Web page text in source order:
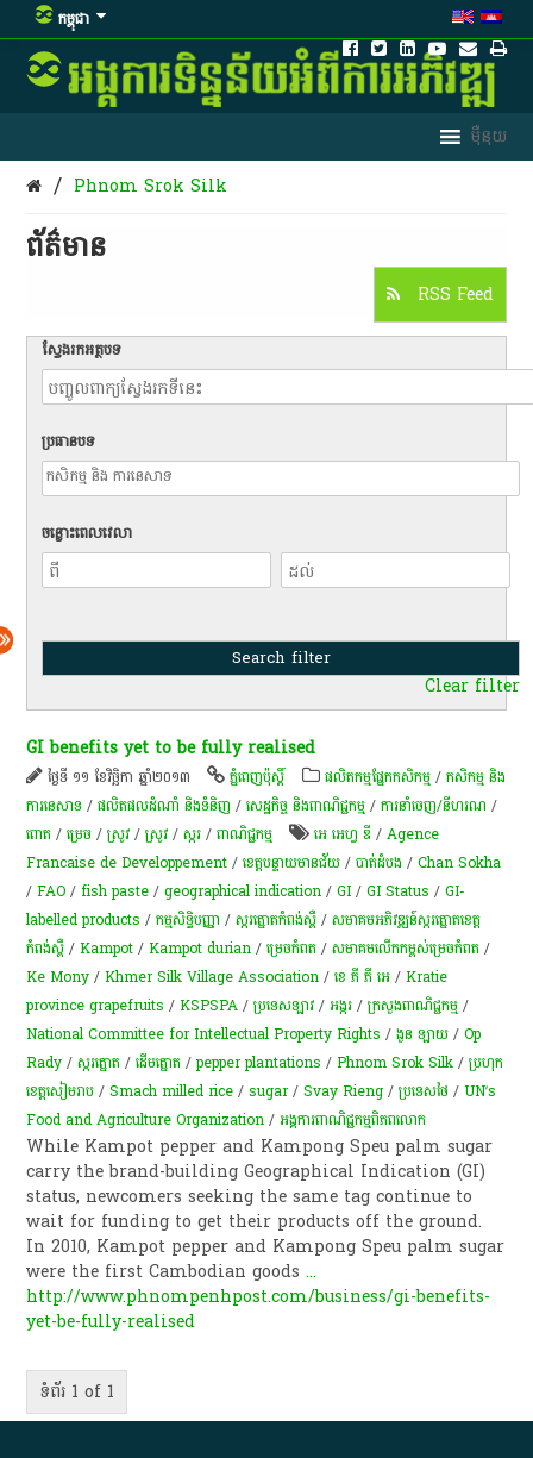
កម្ពុជា
/ Phnom Srok Silk
ព័ត៌មាន​
RSS Feed
ស្វែងរកអត្ថបទ
ប្រធានបទ
ចន្លោះពេលវេលា
Clear filter
GI benefits yet to be fully realised
ថ្ងៃទី ១១ ខែវិច្ឆិកា ឆ្នាំ២០១៣ ភ្នំពេញប៉ុស្តិ៍ ​ផលិតកម្ម​ផ្នែក​កសិកម្ម​ /កសិកម្ម​ និង​
ការ​នេ​សាទ​ /ផលិតផលដំណាំ និងទំនិញ /សេដ្ឋកិច្ច និងពាណិជ្ជកម្ម /ការនាំចេញ/នីហរណ /
ពោត /ម្រេច​ /​ស្រូវ​ /​ស្រូវ​ /​ស្ករ /ពាណិជ្ជកម្ម អេ អេហ្វ ឌី /Agence
Francaise de Developpement /​ខេត្តបន្ទាយមានជ័យ​ /បាត់ដំបង /Chan Sokha
/FAO /fish paste /geographical indication /GI /GI Status /GI-
labelled products /កម្មសិទ្ធិបញ្ញា /ស្ករ​ត្នោត​កំពង់ស្ពឺ /សមាគម​អភិវឌ្ឍន៍​ស្ករ​ត្នោត​ខេត្ត
កំពង់ស្ពឺ /Kampot /Kampot durian /ម្រេចកំពត /សមាគមលើកកម្ពស់ម្រេចកំពត /
Ke Mony /Khmer Silk Village Association /ខេ ភី ភី អេ /Kratie
province grapefruits /KSPSPA /ប្រទេសឡាវ /​អង្ករ /ក្រសួងពាណិជ្ជកម្ម /
National Committee for Intellectual Property Rights /ងួន ឡាយ /Op
Rady /ស្ករត្នោត /ដើមត្នោត /pepper plantations /Phnom Srok Silk /ប្រហុក
ខេត្តសៀមរាប /Smach milled rice /sugar/Svay Rieng /ប្រទេសថៃ /UN’s
Food and Agriculture Organization /អង្គការ​ពាណិជ្ជកម្ម​ពិភពលោក​
While Kampot pepper and Kampong Speu palm sugar
carry the brand-building Geographical Indication (GI)
status, newcomers seeking the same tag continue to
wait for funding to get their products off the ground.
In 2010, Kampot pepper and Kampong Speu palm sugar
were the first Cambodian goods...
http://www.phnompenhpost.com/business/gi-benefits-
yet-be-fully-realised
ទំព័រ 1 of 1